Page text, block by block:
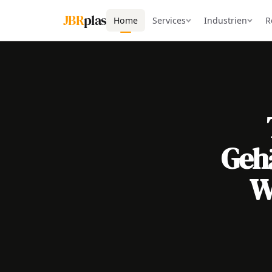
JBRplas Home Services Industrien